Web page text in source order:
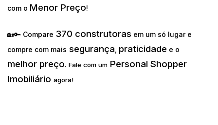
com o Menor Preço!
🏡🔑 Compare 370 construtoras em um só lugar e
compre com mais segurança praticidade e o
melhor preço. Fale com um Personal Shopper
Imobiliário agora!